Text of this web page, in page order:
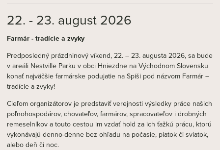
22. - 23. august 2026
Farmár - tradície a zvyky
Predposledný prázdninový víkend, 22. – 23. augusta 2026, sa bude
v areáli Nestville Parku v obci Hniezdne na Východnom Slovensku
konať najväčšie farmárske podujatie na Spiši pod názvom Farmár –
tradície a zvyky!
Cieľom organizátorov je predstaviť verejnosti výsledky práce našich
poľnohospodárov, chovateľov, farmárov, spracovateľov i drobných
remeselníkov a touto cestou im vzdať hold za ich ťažkú prácu, ktorú
vykonávajú denno-denne bez ohľadu na počasie, piatok či sviatok,
alebo deň či noc.